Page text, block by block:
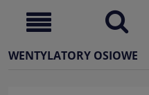
WENTYLATORY OSIOWE